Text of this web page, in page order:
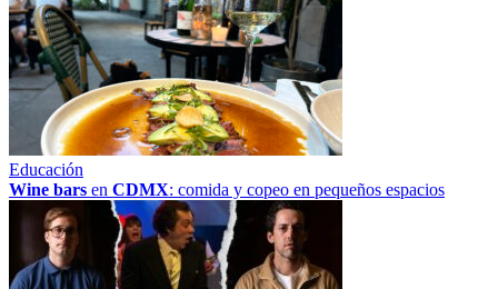
Educación
Wine bars en CDMX: comida y copeo en pequeños espacios